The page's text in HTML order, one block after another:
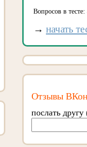
Вопросов в тесте:
→ начать
Отзывы
послать